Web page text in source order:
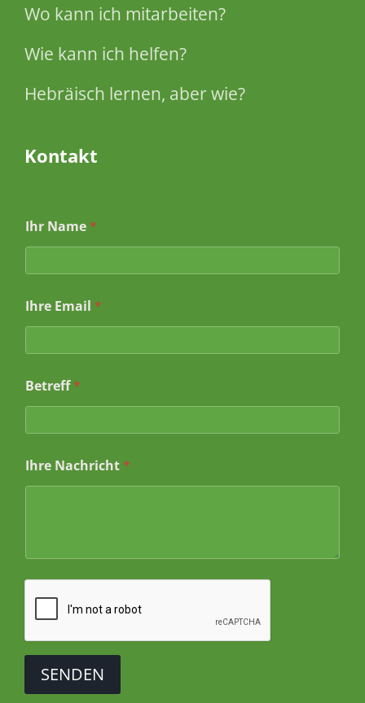
Wo kann ich mitarbeiten?
Wie kann ich helfen?
Hebräisch lernen, aber wie?
Kontakt
Ihr Name *
a
m
N
m
e
a
e
Ihre Email *
Betreff*
Ihre Nachricht *
SENDEN